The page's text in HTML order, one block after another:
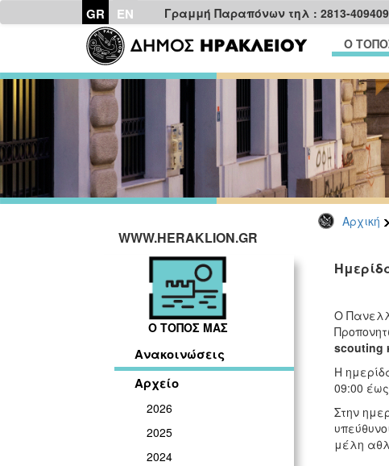
GR EN Γραμμή Παραπόνων τηλ : 2813-409409
Ο
Αρχική
WWW.HERAKLION.GR
Ο ΤΟΠΟΣ ΜΑΣ
Ανακοινώσεις
Αρχείο
2026
2025
2024
Ο
scouting
Η
09:00
Στην
μέλη